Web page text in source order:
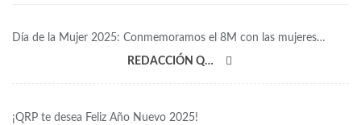
Día de la Mujer 2025: Conmemoramos el 8M con las mujeres…
REDACCIÓN QRP
¡QRP te desea Feliz Año Nuevo 2025!